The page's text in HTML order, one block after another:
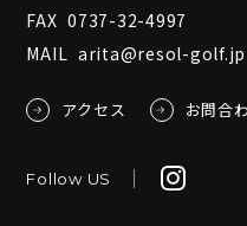
FAX 0737-32-4997
MAIL arita@resol-golf.jp
アクセス お問合
Follow US